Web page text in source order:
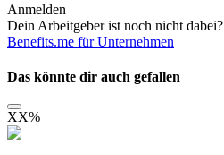
Anmelden
Dein Arbeitgeber ist noch nicht dabei?
Benefits.me für Unternehmen
Das könnte dir auch gefallen
XX%